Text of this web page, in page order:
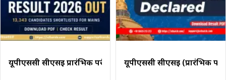
यूपीएससी सीएसई प्रारंभिक परीक्षा परिणाम 2026 जारी: 13,343
यूपीएससी सीएसई (प्रारंभिक